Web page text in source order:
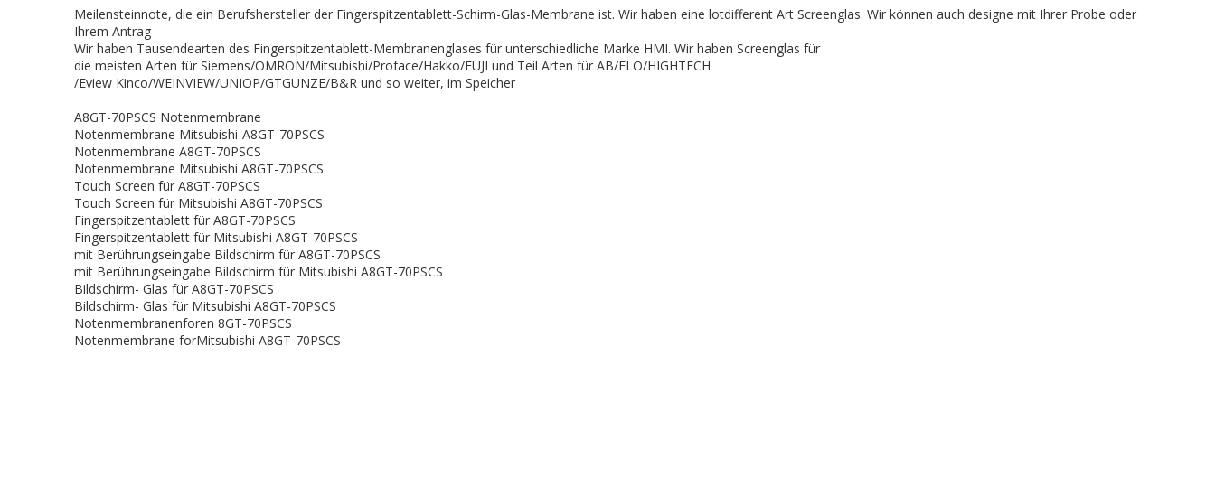
Meilensteinnote, die ein Berufshersteller der Fingerspitzentablett-Schirm-Glas-Membrane ist. Wir haben eine lotdifferent Art Screenglas. Wir können auch designe mit Ihrer Probe oder
Ihrem Antrag
Wir haben Tausendearten des Fingerspitzentablett-Membranenglases für unterschiedliche Marke HMI. Wir haben Screenglas für
die meisten Arten für Siemens/OMRON/Mitsubishi/Proface/Hakko/FUJI und Teil Arten für AB/ELO/HIGHTECH
/Eview Kinco/WEINVIEW/UNIOP/GTGUNZE/B&R und so weiter, im Speicher
A8GT-70PSCS Notenmembrane
Notenmembrane Mitsubishi-A8GT-70PSCS
Notenmembrane A8GT-70PSCS
Notenmembrane Mitsubishi A8GT-70PSCS
Touch Screen für A8GT-70PSCS
Touch Screen für Mitsubishi A8GT-70PSCS
Fingerspitzentablett für A8GT-70PSCS
Fingerspitzentablett für Mitsubishi A8GT-70PSCS
mit Berührungseingabe Bildschirm für A8GT-70PSCS
mit Berührungseingabe Bildschirm für Mitsubishi A8GT-70PSCS
Bildschirm- Glas für A8GT-70PSCS
Bildschirm- Glas für Mitsubishi A8GT-70PSCS
Notenmembranenforen 8GT-70PSCS
Notenmembrane forMitsubishi A8GT-70PSCS